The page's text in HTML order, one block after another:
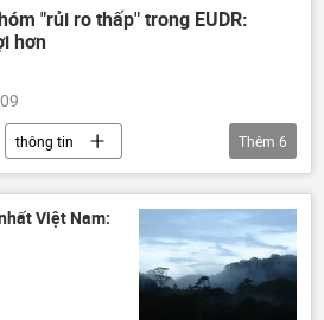
"rủi ro thấp" trong EUDR:
hơn
thông tin
sản xuất
khẩu
Thêm 6
Việt Nam: